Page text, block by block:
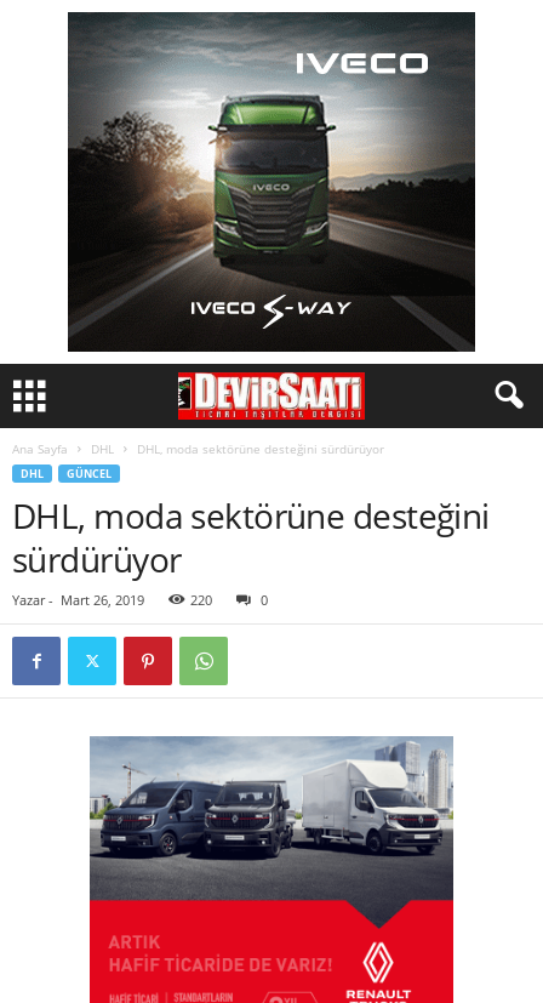
Ana Sayfa DHL DHL, moda sektörüne desteğini sürdürüyor
DHL GÜNCEL
DHL, moda sektörüne desteğini
sürdürüyor
Yazar - Mart 26, 2019 220 0